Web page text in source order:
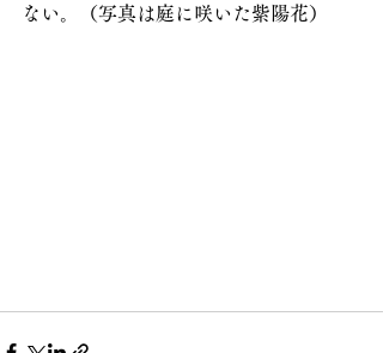
ない。（写真は庭に咲いた紫陽花）